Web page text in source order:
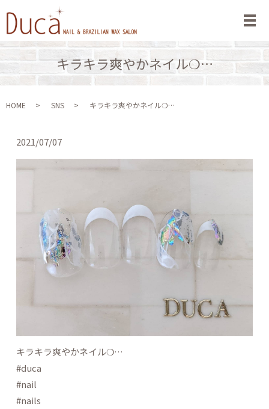
メ
キラキラ爽やかネイル❍…
HOME SNS キラキラ爽やかネイル❍…
2021/07/07
キラキラ爽やかネイル❍…
#duca
#nail
#nails